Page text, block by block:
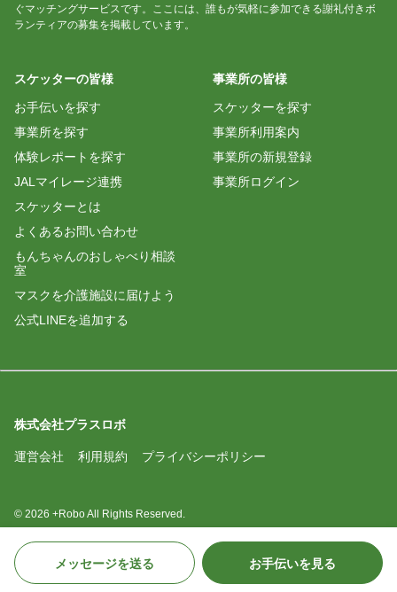
メッセージを送る お手伝いを見る
ぐマッチングサービスです。ここには、誰もが気軽に参加できる謝礼付きボ
ランティアの募集を掲載しています。
スケッターの皆様
お手伝いを探す
事業所を探す
体験レポートを探す
JALマイレージ連携
スケッターとは
よくあるお問い合わせ
もんちゃんのおしゃべり相談
室
マスクを介護施設に届けよう
公式LINEを追加する
事業所の皆様
スケッターを探す
事業所利用案内
事業所の新規登録
事業所ログイン
株式会社プラスロボ
運営会社 利用規約 プライバシーポリシー
© 2026 +Robo All Rights Reserved.